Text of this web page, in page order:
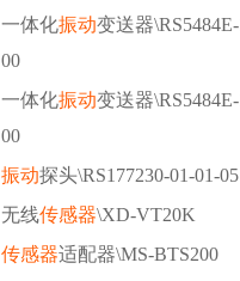
一体化振动变送器
00
一体化振动变送器
00
振动探头\RS177230-01-01-05
无线传感器\XD-VT20K
传感器适配器\MS-BTS200